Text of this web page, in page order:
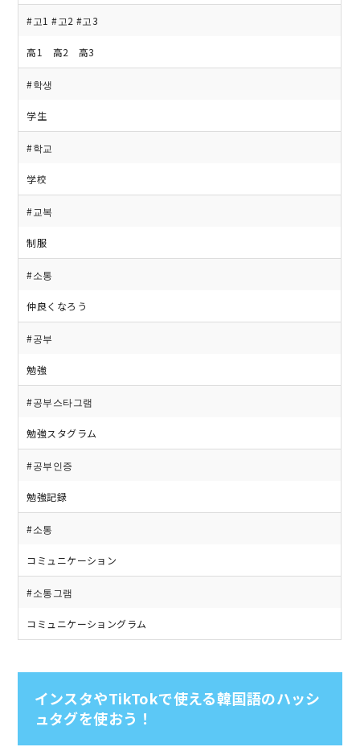
#고1 #고2 #고3
高1 高2 高3
#학생
学生
#학교
学校
#교복
制服
#소통
仲良くなろう
#공부
勉強
#공부스타그램
勉強スタグラム
#공부인증
勉強記録
#소통
コミュニケーション
#소통그램
コミュニケーショングラム
インスタやTikTokで使える韓国語のハッシ
ュタグを使おう！